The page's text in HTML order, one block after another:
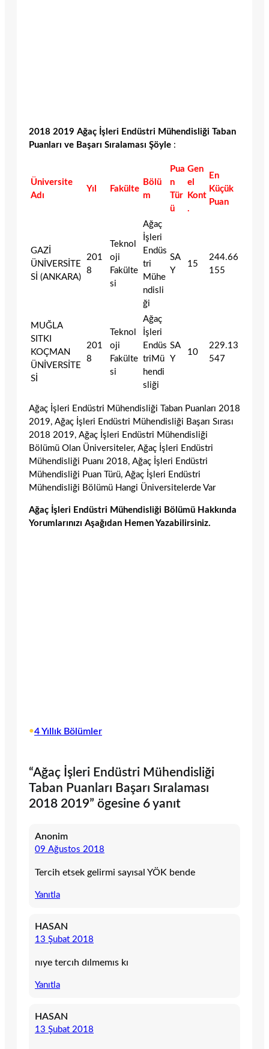
2018 2019 Ağaç İşleri Endüstri Mühendisliği Taban
Puanları ve Başarı Sıralaması Şöyle :
Üniversite
Adı
Yıl Fakülte
Bölü
m
Pua
n
Tür
ü
Gen
el
Kont
.
En
Küçük
Puan
GAZİ
ÜNİVERSİTE
Sİ (ANKARA)
201
8
Teknol
oji
Fakülte
si
Ağaç
İşleri
Endüs
tri
Mühe
ndisli
ği
SA
Y
15
244.66
155
MUĞLA
SITKI
KOÇMAN
ÜNİVERSİTE
Sİ
201
8
Teknol
oji
Fakülte
si
Ağaç
İşleri
Endüs
triMü
hendi
sliği
SA
Y
10
229.13
547
Ağaç İşleri Endüstri Mühendisliği Taban Puanları 2018
2019, Ağaç İşleri Endüstri Mühendisliği Başarı Sırası
2018 2019, Ağaç İşleri Endüstri Mühendisliği
Bölümü Olan Üniversiteler, Ağaç İşleri Endüstri
Mühendisliği Puanı 2018, Ağaç İşleri Endüstri
Mühendisliği Puan Türü, Ağaç İşleri Endüstri
Mühendisliği Bölümü Hangi Üniversitelerde Var
Ağaç İşleri Endüstri Mühendisliği Bölümü Hakkında
Yorumlarınızı Aşağıdan Hemen Yazabilirsiniz.
•4 Yıllık Bölümler
“Ağaç İşleri Endüstri Mühendisliği
Taban Puanları Başarı Sıralaması
2018 2019” ögesine 6 yanıt
Anonim
09 Ağustos 2018
Tercih etsek gelirmi sayısal YÖK bende
Yanıtla
HASAN
13 Şubat 2018
nıye tercıh dılmemıs kı
Yanıtla
HASAN
13 Şubat 2018